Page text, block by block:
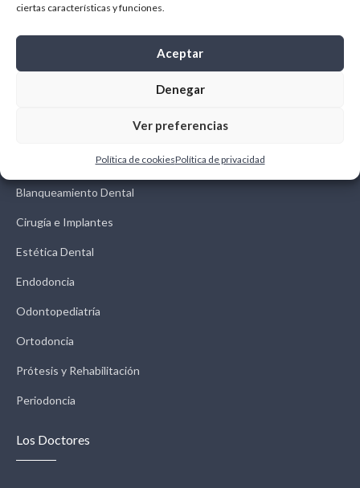
ciertas características y funciones.
Aceptar
Denegar
Ver preferencias
Política de cookiesPolítica de privacidad
Blanqueamiento Dental
Cirugía e Implantes
Estética Dental
Endodoncia
Odontopediatría
Ortodoncia
Prótesis y Rehabilitación
Periodoncia
Los Doctores